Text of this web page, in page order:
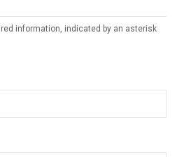
information, indicated by an asterisk